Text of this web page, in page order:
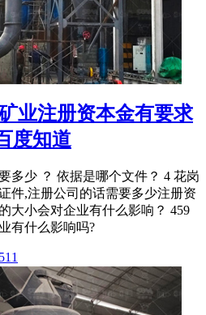
业注册资本金有要求
度知道
多少 ？ 依据是哪个文件？ 4 花岗
件,注册公司的话需要多少注册资
大小会对企业有什么影响？ 459
有什么影响吗?